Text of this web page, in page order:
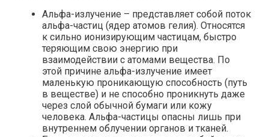
Альфа-излучение – представляет собой поток
альфа-частиц (ядер атомов гелия). Относятся
к сильно ионизирующим частицам, быстро
теряющим свою энергию при
взаимодействии с атомами вещества. По
этой причине альфа-излучение имеет
маленькую проникающую способность (путь
в веществе) и не способно проникнуть даже
через слой обычной бумаги или кожу
человека. Альфа-частицы опасны лишь при
внутреннем облучении органов и тканей.